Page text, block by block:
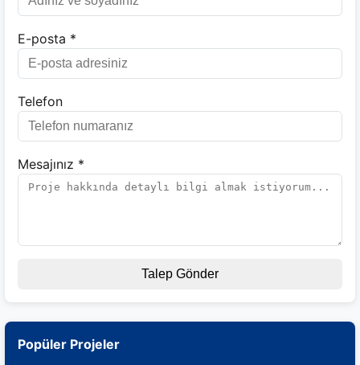
E-posta *
Telefon
Mesajınız *
Talep Gönder
Popüler Projeler